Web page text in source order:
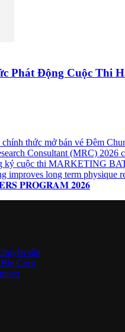
Phát Động Cuộc Thi
thức mở bán vé Đêm
Consultant (MRC) 2026
ký cuộc thi MARKETING
improves long term physique
𝐏𝐑𝐎𝐆𝐑𝐀𝐌 𝟐𝟎𝟐𝟔
sâu
Corp